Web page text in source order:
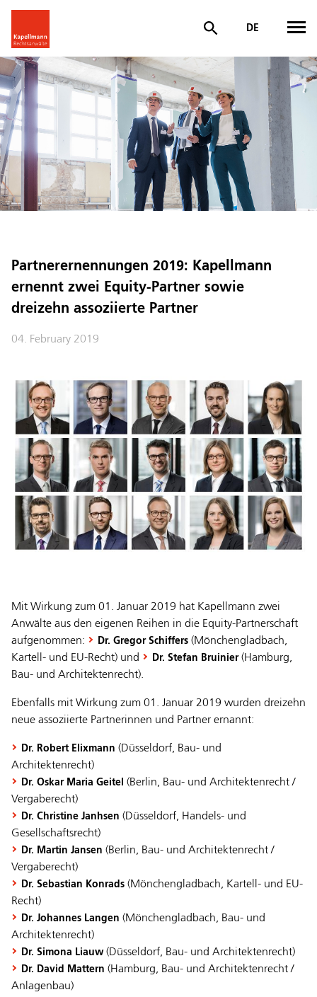
DE
Partnerernennungen 2019: Kapellmann
ernennt zwei Equity-Partner sowie
dreizehn assoziierte Partner
04. February 2019
Mit Wirkung zum 01. Januar 2019 hat Kapellmann zwei
Anwälte aus den eigenen Reihen in die Equity-Partnerschaft
aufgenommen:
Dr. Gregor Schiffers (Mönchengladbach,
Kartell- und EU-Recht) und
Dr. Stefan Bruinier(Hamburg,
Bau- und Architektenrecht).
Ebenfalls mit Wirkung zum 01. Januar 2019 wurden dreizehn
neue assoziierte Partnerinnen und Partner ernannt:
Dr. Robert Elixmann (Düsseldorf, Bau- und
Architektenrecht)
Dr. Oskar Maria Geitel (Berlin, Bau- und Architektenrecht /
Vergaberecht)
Dr. Christine Janhsen (Düsseldorf, Handels- und
Gesellschaftsrecht)
Dr. Martin Jansen (Berlin, Bau- und Architektenrecht /
Vergaberecht)
Dr. Sebastian Konrads (Mönchengladbach, Kartell- und EU-
Recht)
Dr. Johannes Langen (Mönchengladbach, Bau- und
Architektenrecht)
Dr. Simona Liauw(Düsseldorf, Bau- und Architektenrecht)
Dr. David Mattern (Hamburg, Bau- und Architektenrecht /
Anlagenbau)